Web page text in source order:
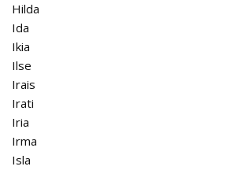
Hilda
Ida
Ikia
Ilse
Irais
Irati
Iria
Irma
Isla